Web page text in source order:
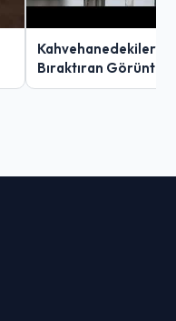
Kahvehanedekiler
Bıraktıran Görüntü!